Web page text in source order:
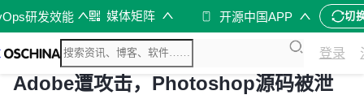
研发效能 媒体矩阵 开源中国APP 切
登录
Adobe遭攻击，Photoshop源码被泄